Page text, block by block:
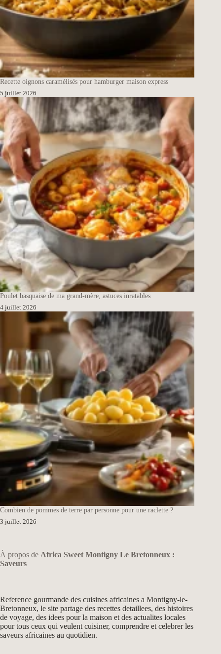
Recette oignons caramélisés pour hamburger maison express
5 juillet 2026
Poulet basquaise de ma grand-mère, astuces inratables
4 juillet 2026
Combien de pommes de terre par personne pour une raclette ?
3 juillet 2026
À propos de Africa Sweet Montigny Le Bretonneux :
Saveurs
Reference gourmande des cuisines africaines a Montigny-le-
Bretonneux, le site partage des recettes detaillees, des histoires
de voyage, des idees pour la maison et des actualites locales
pour tous ceux qui veulent cuisiner, comprendre et celebrer les
saveurs africaines au quotidien.